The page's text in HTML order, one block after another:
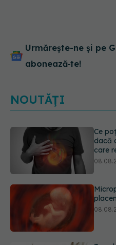
Urmărește-ne și pe
abonează‑te!
NOUTĂȚI
păr.